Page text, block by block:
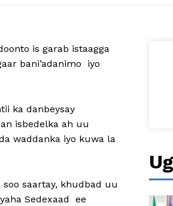
is garab istaagga
bani’adanimo iyo
ka danbeysay
isbedelka ah uu
waddanka iyo kuwa la
saartay, khudbad uu
Sedexaad ee